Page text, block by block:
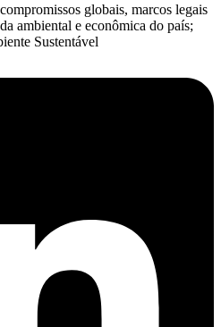
globais, marcos legais
ambiental e econômica do país;
Sustentável